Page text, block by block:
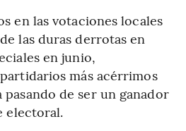
en las votaciones locales
las duras derrotas en
en junio,
más acérrimos
pasando de ser un ganador
electoral.